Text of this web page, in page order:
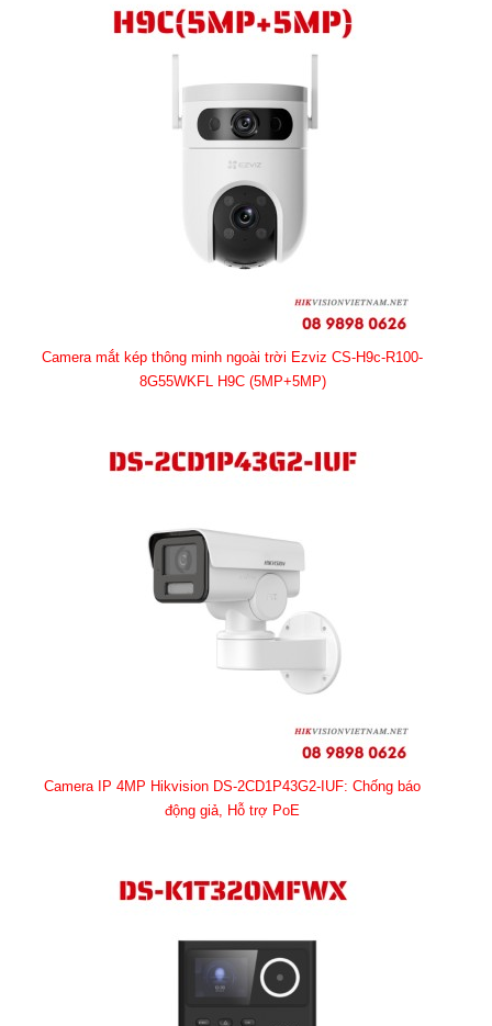
Camera mắt kép thông minh ngoài trời Ezviz CS-H9c-R100-
8G55WKFL H9C (5MP+5MP)
Camera IP 4MP Hikvision DS-2CD1P43G2-IUF: Chống báo
động giả, Hỗ trợ PoE